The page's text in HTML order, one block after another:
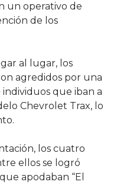
un operativo de
de los
al lugar, los
agredidos por una
que iban a
Chevrolet Trax, lo
los cuatro
ellos se logró
apodaban “El